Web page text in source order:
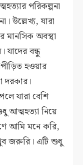
পরিকল্পনা
উল্লেখ্য, যারা
মানসিক অবস্থা
যাদের বন্ধু
হওয়ার
দরকার।
যারা বেশি
আত্মহত্যা নিয়ে
আমি মনে করি,
জরুরি। এটি শুধু